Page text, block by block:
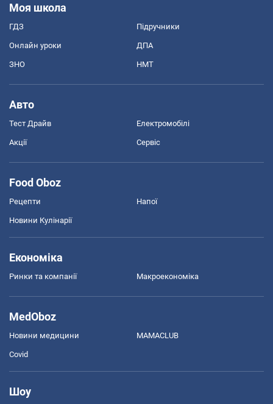
Моя школа
ГДЗ Підручники
Онлайн уроки ДПА
ЗНО НМТ
Авто
Тест Драйв Електромобілі
Акції Сервіс
Food Oboz
Рецепти Напої
Новини Кулінарії
Економіка
Ринки та компанії Макроекономіка
MedOboz
Новини медицини MAMACLUB
Covid
Шоу